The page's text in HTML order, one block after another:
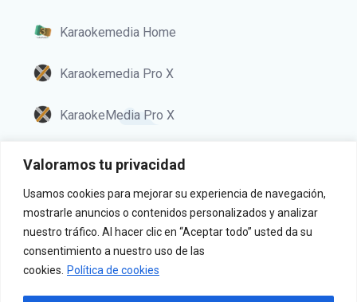
Valoramos tu privacidad
Usamos cookies para mejorar su experiencia de navegación,
mostrarle anuncios o contenidos personalizados y analizar
nuestro tráfico. Al hacer clic en “Aceptar todo” usted da su
consentimiento a nuestro uso de las
cookies. Política de cookies
Karaokemedia Home
Karaokemedia Pro X
KaraokeMedia Pro X
Km Terminal
Política de privacidad
Aviso legal